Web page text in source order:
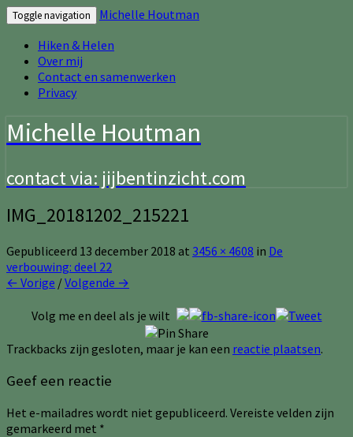
Toggle navigation
Michelle Houtman
Hiken & Helen
Over mij
Contact en samenwerken
Privacy
Michelle Houtman
contact via: jijbentinzicht.com
IMG_20181202_215221
Gepubliceerd 13 december 2018 at 3456 × 4608 in De
verbouwing: deel 22
← Vorige /Volgende →
Volg me en deel als je wilt
Trackbacks zijn gesloten, maar je kan een reactie plaatsen.
Geef een reactie
Het e-mailadres wordt niet gepubliceerd. Vereiste velden zijn
gemarkeerd met *